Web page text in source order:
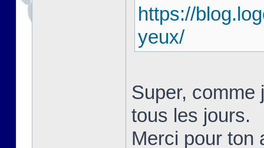
https://
yeux/
Super, comme
tous les jours.
Merci pour ton